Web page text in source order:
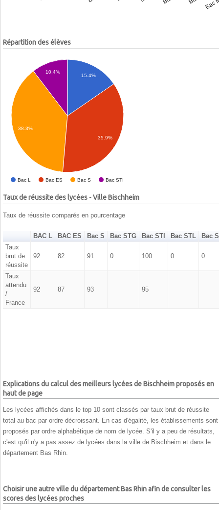
Répartition des élèves
Bac L Bac ES Bac S Bac STI
15.4%
10.4%
38.3%
35.9%
Taux de réussite des lycées - Ville Bischheim
Taux de réussite comparés en pourcentage
BAC L BAC ES Bac S Bac STG Bac STI Bac STL
Bac
Taux
brut de
réussite
92 82 91 0 100 0 0
Taux
attendu
/
France
92 87 93 95
Explications du calcul des meilleurs lycées de Bischheim proposés en
haut de page
Les lycées affichés dans le top 10 sont classés par taux brut de réussite
total au bac par ordre décroissant. En cas d'égalité, les établissements sont
proposés par ordre alphabétique de nom de lycée. S'il y a peu de résultats,
c'est qu'il n'y a pas assez de lycées dans la ville de Bischheim et dans le
département Bas Rhin.
Choisir une autre ville du département Bas Rhin afin de consulter les
scores des lycées proches